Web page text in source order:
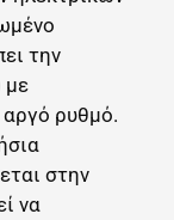
την
με
αργό ρυθμό.
στην
να